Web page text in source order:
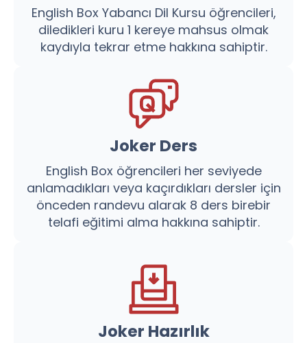
English Box Yabancı Dil Kursu öğrencileri,
diledikleri kuru 1 kereye mahsus olmak
kaydıyla tekrar etme hakkına sahiptir.
Joker Ders
English Box öğrencileri her seviyede
anlamadıkları veya kaçırdıkları dersler için
önceden randevu alarak 8 ders birebir
telafi eğitimi alma hakkına sahiptir.
Joker Hazırlık